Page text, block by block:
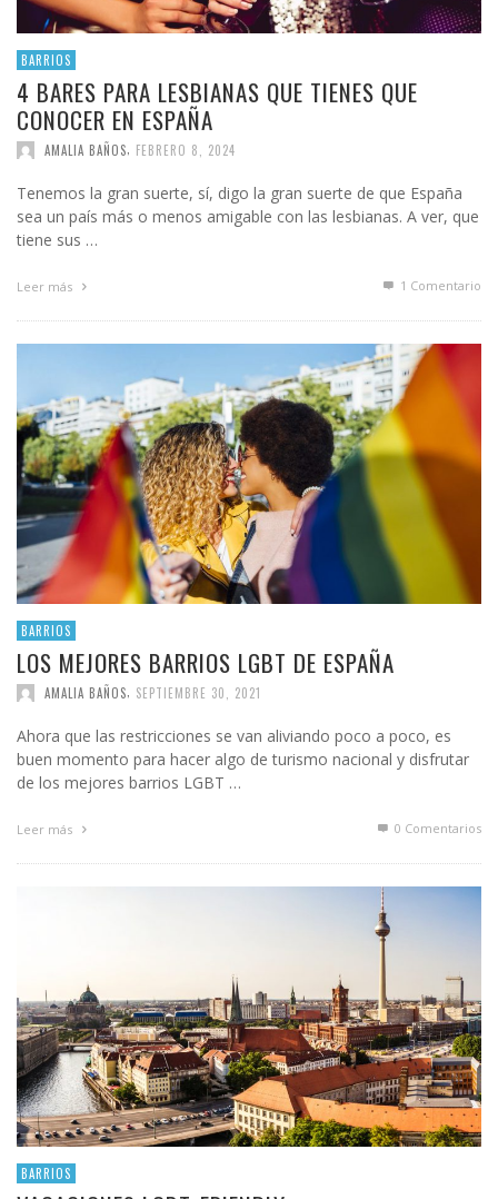
BARRIOS
4 BARES PARA LESBIANAS QUE TIENES QUE
CONOCER EN ESPAÑA
AMALIA BAÑOS FEBRERO 8, 2024
Tenemos la gran suerte, sí, digo la gran suerte de que España
sea un país más o menos amigable con las lesbianas. A ver, que
tiene sus …
Leer más 1 Comentario
BARRIOS
LOS MEJORES BARRIOS LGBT DE ESPAÑA
AMALIA BAÑOS SEPTIEMBRE 30, 2021
Ahora que las restricciones se van aliviando poco a poco, es
buen momento para hacer algo de turismo nacional y disfrutar
de los mejores barrios LGBT …
Leer más 0 Comentarios
BARRIOS